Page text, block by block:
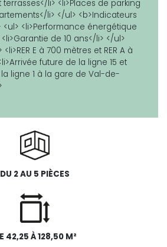
li> <li>Places de parking
li> </ul> <b>Indicateurs
<li>Performance énergétique
de 10 ans</li> </ul>
E à 700 mètres et RER A à
future de la ligne 15 et
ligne 1 à la gare de Val-de-
DU 2 AU 5 PIÈCES
42,25 À 128,50 M²